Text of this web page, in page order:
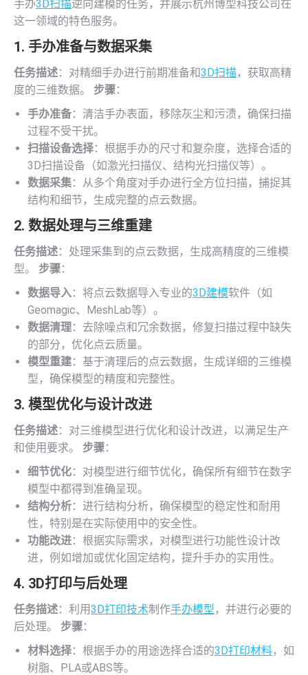
手办3D扫描逆向建模的任务，并展示杭州博型科技公司在
这一领域的特色服务。
1. 手办准备与数据采集
任务描述：对精细手办进行前期准备和3D扫描，获取高精
度的三维数据。 步骤：
手办准备：清洁手办表面，移除灰尘和污渍，确保扫描
过程不受干扰。
扫描设备选择：根据手办的尺寸和复杂度，选择合适的
3D扫描设备（如激光扫描仪、结构光扫描仪等）。
数据采集：从多个角度对手办进行全方位扫描，捕捉其
结构和细节，生成完整的点云数据。
2. 数据处理与三维重建
任务描述：处理采集到的点云数据，生成高精度的三维模
型。 步骤：
数据导入：将点云数据导入专业的3D建模软件（如
Geomagic、MeshLab等）。
数据清理：去除噪点和冗余数据，修复扫描过程中缺失
的部分，优化点云质量。
模型重建：基于清理后的点云数据，生成详细的三维模
型，确保模型的精度和完整性。
3. 模型优化与设计改进
任务描述：对三维模型进行优化和设计改进，以满足生产
和使用要求。 步骤：
细节优化：对模型进行细节优化，确保所有细节在数字
模型中都得到准确呈现。
结构分析：进行结构分析，确保模型的稳定性和耐用
性，特别是在实际使用中的安全性。
功能改进：根据实际需求，对模型进行功能性设计改
进，例如增加或优化固定结构，提升手办的实用性。
4. 3D打印与后处理
任务描述：利用3D打印技术制作手办模型 ，并进行必要的
后处理。 步骤：
材料选择：根据手办的用途选择合适的3D打印材料，如
树脂、PLA或ABS等。